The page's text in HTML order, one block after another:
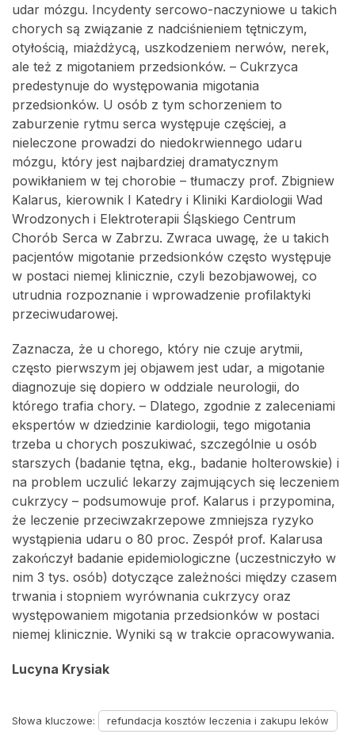
udar mózgu. Incydenty sercowo-naczyniowe u takich
chorych są związanie z nadciśnieniem tętniczym,
otyłością, miażdżycą, uszkodzeniem nerwów, nerek,
ale też z migotaniem przedsionków. – Cukrzyca
predestynuje do występowania migotania
przedsionków. U osób z tym schorzeniem to
zaburzenie rytmu serca występuje częściej, a
nieleczone prowadzi do niedokrwiennego udaru
mózgu, który jest najbardziej dramatycznym
powikłaniem w tej chorobie – tłumaczy prof. Zbigniew
Kalarus, kierownik I Katedry i Kliniki Kardiologii Wad
Wrodzonych i Elektroterapii Śląskiego Centrum
Chorób Serca w Zabrzu. Zwraca uwagę, że u takich
pacjentów migotanie przedsionków często występuje
w postaci niemej klinicznie, czyli bezobjawowej, co
utrudnia rozpoznanie i wprowadzenie profilaktyki
przeciwudarowej.
Zaznacza, że u chorego, który nie czuje arytmii,
często pierwszym jej objawem jest udar, a migotanie
diagnozuje się dopiero w oddziale neurologii, do
którego trafia chory. – Dlatego, zgodnie z zaleceniami
ekspertów w dziedzinie kardiologii, tego migotania
trzeba u chorych poszukiwać, szczególnie u osób
starszych (badanie tętna, ekg., badanie holterowskie) i
na problem uczulić lekarzy zajmujących się leczeniem
cukrzycy – podsumowuje prof. Kalarus i przypomina,
że leczenie przeciwzakrzepowe zmniejsza ryzyko
wystąpienia udaru o 80 proc. Zespół prof. Kalarusa
zakończył badanie epidemiologiczne (uczestniczyło w
nim 3 tys. osób) dotyczące zależności między czasem
trwania i stopniem wyrównania cukrzycy oraz
występowaniem migotania przedsionków w postaci
niemej klinicznie. Wyniki są w trakcie opracowywania.
Lucyna Krysiak
Słowa kluczowe:
refundacja kosztów leczenia i zakupu leków